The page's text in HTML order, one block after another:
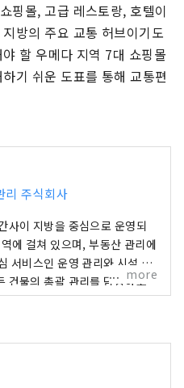
핑몰, 고급 레스토랑, 호텔이
방의 주요 교통 허브이기도
할 우메다 지역 7대 쇼핑몰
기 쉬운 도표를 통해 교통편
리 주식회사
사이 지방을 중심으로 운영되
에 걸쳐 있으며, 부동산 관리에
서비스인 운영 관리와 시설 관
건물의 총괄 관리를 담당하고
more